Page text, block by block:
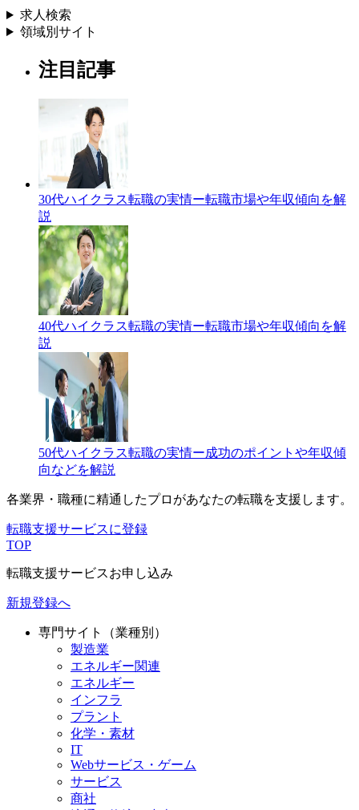
求人検索
領域別サイト
注目記事
30代ハイクラス転職の実情ー転職市場や年収傾向を解
説
40代ハイクラス転職の実情ー転職市場や年収傾向を解
説
50代ハイクラス転職の実情ー成功のポイントや年収傾
向などを解説
各業界・職種に精通したプロがあなたの転職を支援します。
転職支援サービスに登録
TOP
転職支援サービスお申し込み
新規登録へ
専門サイト（業種別）
製造業
エネルギー関連
エネルギー
インフラ
プラント
化学・素材
IT
Webサービス・ゲーム
サービス
商社